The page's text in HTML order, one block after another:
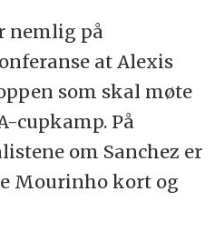
nemlig på
at Alexis
som skal møte
cupkamp. På
om Sanchez er
Mourinho kort og